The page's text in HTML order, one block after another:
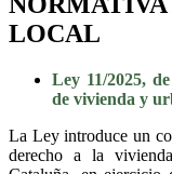
LOCAL
Ley 11/2025,
de vivienda y
La Ley introduce un
derecho a la